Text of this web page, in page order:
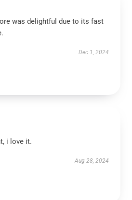
was delightful due to its fast
Dec 1, 2024
i love it.
Aug 28, 2024